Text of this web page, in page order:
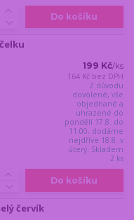
Do košíku
199 Kč/ks
164 Kč bez DPH
Z důvodu
dovolené, vše
objednané a
uhrazené do
pondělí 17.8. do
11:00, dodáme
nejdříve 18.8. v
úterý. Skladem
2 ks
Do košíku
červík